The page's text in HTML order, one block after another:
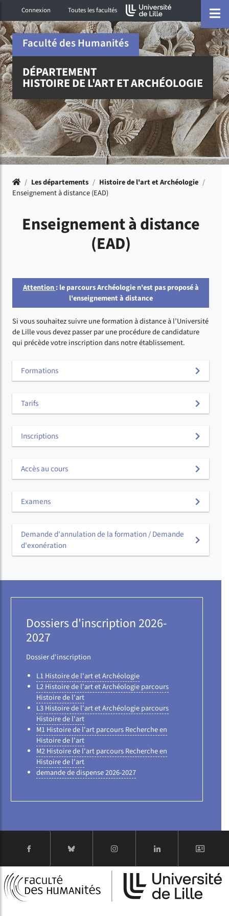
Connexion Toutes les facultés
menu
Faculté des Humanités
DÉPARTEMENT
HISTOIRE DE L'ART ET ARCHÉOLOGIE
Accueil
/ Les départements / Histoire de l'art et Archéologie /
Enseignement à distance (EAD)
Enseignement à distance
(EAD)
Attention: le parcours Archéologie n'est pas proposé à
l'enseignement à distance
Si vous souhaitez suivre une formation à distance à l’Université
de Lille vous devez passer par une procédure de candidature
qui précède votre inscription dans notre établissement.
Formations
Tarifs
Inscriptions
Accès au cours
Examens
Demande d'annulation de la formation / Demande
d'exonération
Dossiers d'inscription 2026-
2027
Dossier d'inscription
L1 Histoire de l'art et Archéologie
L2 Histoire de l'art et Archéologie parcours
Histoire de l'art
L3 Histoire de l'art et Archéologie parcours
Histoire de l'art
M1 Histoire de l'art parcours Recherche en
Histoire de l'art
M2 Histoire de l'art parcours Recherche en
Histoire de l'art
demande de dispense 2026-2027